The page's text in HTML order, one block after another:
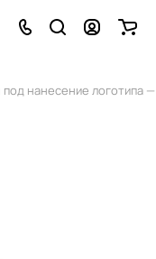
нанесение логотипа